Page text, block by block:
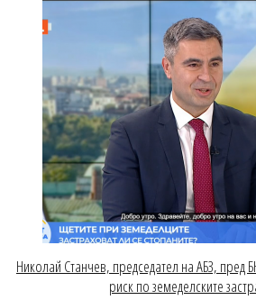
Николай Станчев, председател на АБЗ, пред
риск по земеделските